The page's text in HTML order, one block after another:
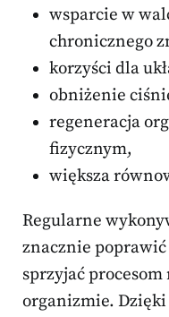
wsparcie w
chronicznego
korzyści dla
obniżenie
regeneracja
fizycznym,
większa
Regularne
znacznie
sprzyjać
organizmie. Dzięki